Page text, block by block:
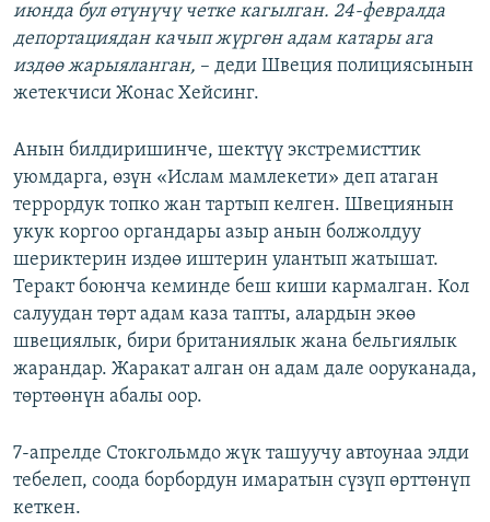
июнда бул өтүнүчү четке кагылган. 24-февралда
депортациядан качып жүргөн адам катары ага
издөө жарыяланган, – деди Швеция полициясынын
жетекчиси Жонас Хейсинг.
Анын билдиришинче, шектүү экстремисттик
уюмдарга, өзүн «Ислам мамлекети» деп атаган
террордук топко жан тартып келген. Швециянын
укук коргоо органдары азыр анын болжолдуу
шериктерин издөө иштерин улантып жатышат.
Теракт боюнча кеминде беш киши кармалган. Кол
салуудан төрт адам каза тапты, алардын экөө
швециялык, бири британиялык жана бельгиялык
жарандар. Жаракат алган он адам дале ооруканада,
төртөөнүн абалы оор.
7-апрелде Стокгольмдо жүк ташуучу автоунаа элди
тебелеп, соода борбордун имаратын сүзүп өрттөнүп
кеткен.